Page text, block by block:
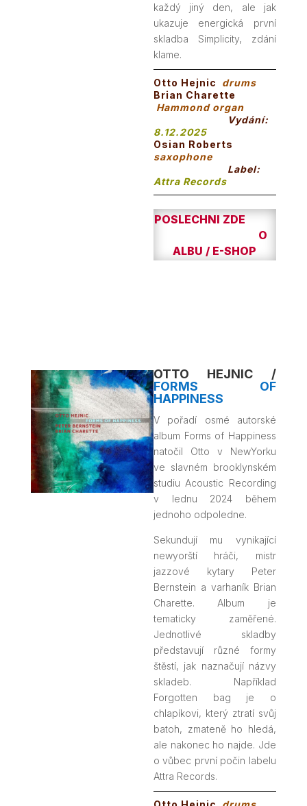
každý jiný den, ale jak
ukazuje energická první
skladba Simplicity, zdání
klame.
Otto Hejnic
drums
Brian Charette
Hammond organ
Vydání:
8.12.2025
Osian Roberts
saxophone
Label:
Attra Records
POSLECHNI ZDE
O
ALBU / E-SHOP
OTTO HEJNIC /
FORMS OF
HAPPINESS
V pořadí osmé autorské
album Forms of Happiness
natočil Otto v NewYorku
ve slavném brooklynském
studiu Acoustic Recording
v lednu 2024 během
jednoho odpoledne.
Sekundují mu vynikající
newyorští hráči, mistr
jazzové kytary Peter
Bernstein a varhaník Brian
Charette. Album je
tematicky zaměřené.
Jednotlivé skladby
představují různé formy
štěstí, jak naznačují názvy
skladeb. Například
Forgotten bag je o
chlapíkovi, který ztratí svůj
batoh, zmateně ho hledá,
ale nakonec ho najde. Jde
o vůbec první počin labelu
Attra Records.